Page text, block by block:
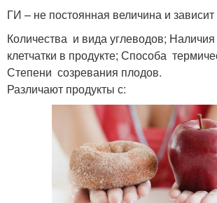
ГИ – не постоянная величина и зависит
Количества и вида углеводов;
клетчатки в продукте; Способа
Степени созревания плодов.
Различают продукты с: